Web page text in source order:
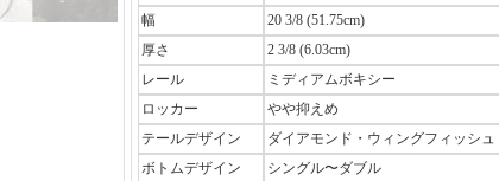
幅
20 3/8 (51.75cm)
厚さ
2 3/8 (6.03cm)
レール
ミディアムボキシー
ロッカー
やや抑えめ
テールデザイン
ダイアモンド・ウィングフィッシュ
ボトムデザイン
シングル〜ダブル